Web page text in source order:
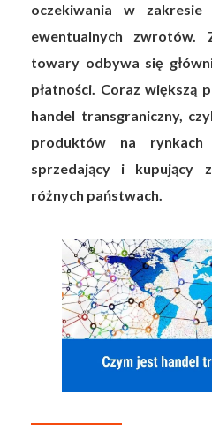
oczekiwania w
ewentualnych zwrotów.
towary odbywa się
płatności. Coraz większą
handel transgraniczny,
produktów na rynkach
sprzedający i kupujący
różnych państwach.